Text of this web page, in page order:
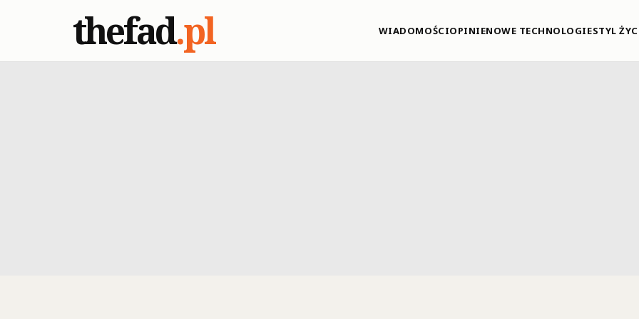
thefad.pl WIADOMOŚCIOPINIENOWE TECHNOLOGIESTYL